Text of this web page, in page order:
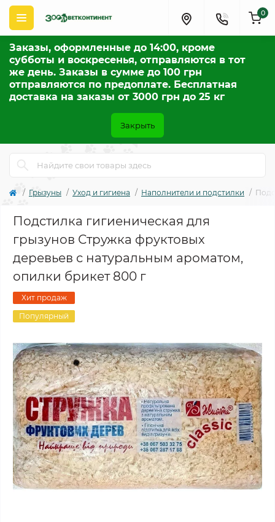
Заказы, оформленные до 14:00, кроме
субботы и воскресенья, отправляются в тот
же день. Заказы в сумме до 100 грн
отправляются по предоплате. Бесплатная
доставка на заказы от 3000 грн до 25 кг
Закрыть
0
Грызуны Уход и гигиена Наполнители и подстилки
Подстилка гигиеническая для
грызунов Стружка фруктовых
деревьев с натуральным ароматом,
опилки брикет 800 г
Хит продаж
Популярный